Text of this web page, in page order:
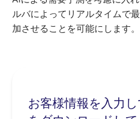
ルバによってリアルタイムで
加させることを可能にします。